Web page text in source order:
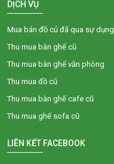
DỊCH VỤ
Mua bán đồ củ đã qua sự dụng
Thu mua bàn ghế cũ
Thu mua bàn ghế văn phòng
Thu mua đồ cũ
Thu mua bàn ghế cafe cũ
Thu mua ghế sofa cũ
LIÊN KẾT FACEBOOK